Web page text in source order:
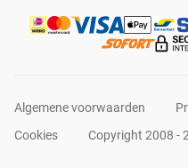
Algemene voorwaarden
Cookies
Copyright 2008 -